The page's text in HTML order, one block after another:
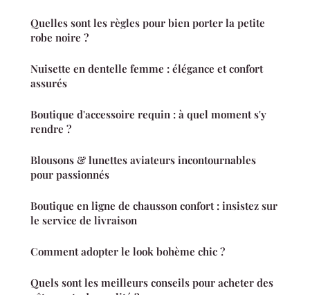
Quelles sont les règles pour bien porter la petite
robe noire ?
Nuisette en dentelle femme : élégance et confort
assurés
Boutique d'accessoire requin : à quel moment s'y
rendre ?
Blousons & lunettes aviateurs incontournables
pour passionnés
Boutique en ligne de chausson confort : insistez sur
le service de livraison
Comment adopter le look bohème chic ?
Quels sont les meilleurs conseils pour acheter des